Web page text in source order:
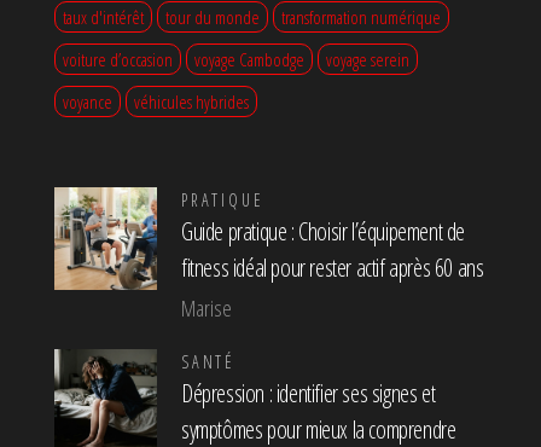
taux d'intérêt
tour du monde
transformation numérique
voiture d’occasion
voyage Cambodge
voyage serein
voyance
véhicules hybrides
PRATIQUE
Guide pratique : Choisir l’équipement de
fitness idéal pour rester actif après 60 ans
Marise
SANTÉ
Dépression : identifier ses signes et
symptômes pour mieux la comprendre